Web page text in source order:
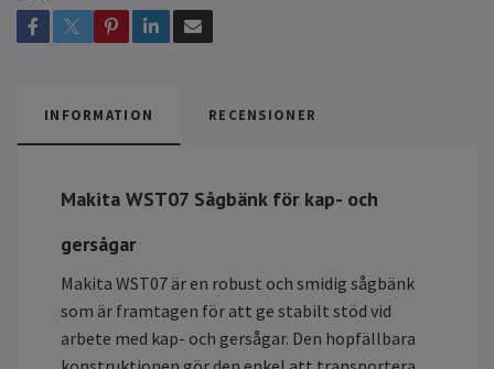
INFORMATION RECENSIONER
Makita WST07 Sågbänk för kap- och
gersågar
Makita WST07 är en robust och smidig sågbänk
som är framtagen för att ge stabilt stöd vid
arbete med kap- och gersågar. Den hopfällbara